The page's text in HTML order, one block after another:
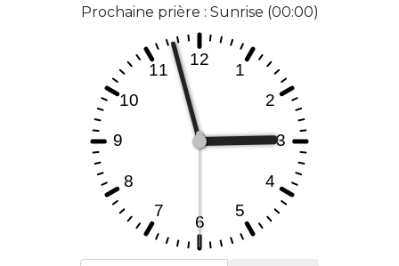
Prochaine prière : Sunrise (00:00)